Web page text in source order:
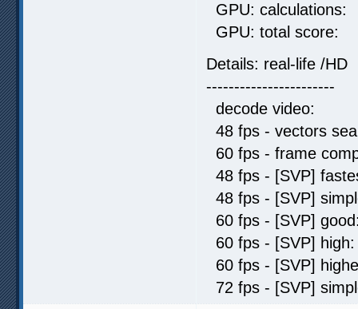
GPU:
GPU: total
Details: real-life /HD
-----------------------
decode
48 fps - vectors
60 fps - frame
48 fps - [SVP]
48 fps - [SVP]
60 fps - [SVP]
60 fps - [SVP]
60 fps - [SVP]
72 fps - [SVP]